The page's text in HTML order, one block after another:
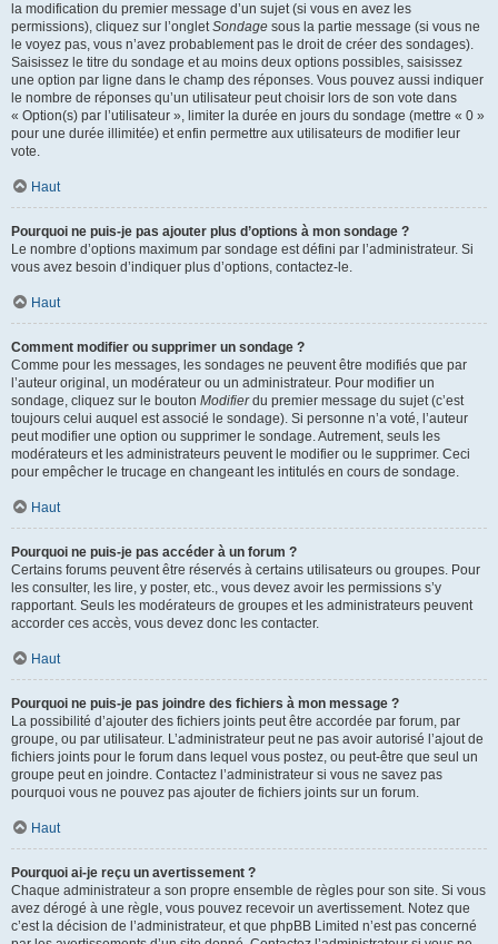
la modification du premier message d’un sujet (si vous en avez les
permissions), cliquez sur l’ongletSondage sous la partie message (si vous ne
le voyez pas, vous n’avez probablement pas le droit de créer des sondages).
Saisissez le titre du sondage et au moins deux options possibles, saisissez
une option par ligne dans le champ des réponses. Vous pouvez aussi indiquer
le nombre de réponses qu’un utilisateur peut choisir lors de son vote dans
« Option(s) par l’utilisateur », limiter la durée en jours du sondage (mettre « 0 »
pour une durée illimitée) et enfin permettre aux utilisateurs de modifier leur
vote.
Haut
Pourquoi ne puis-je pas ajouter plus d’options à mon sondage ?
Le nombre d’options maximum par sondage est défini par l’administrateur. Si
vous avez besoin d’indiquer plus d’options, contactez-le.
Haut
Comment modifier ou supprimer un sondage ?
Comme pour les messages, les sondages ne peuvent être modifiés que par
l’auteur original, un modérateur ou un administrateur. Pour modifier un
sondage, cliquez sur le bouton Modifierdu premier message du sujet (c’est
toujours celui auquel est associé le sondage). Si personne n’a voté, l’auteur
peut modifier une option ou supprimer le sondage. Autrement, seuls les
modérateurs et les administrateurs peuvent le modifier ou le supprimer. Ceci
pour empêcher le trucage en changeant les intitulés en cours de sondage.
Haut
Pourquoi ne puis-je pas accéder à un forum ?
Certains forums peuvent être réservés à certains utilisateurs ou groupes. Pour
les consulter, les lire, y poster, etc., vous devez avoir les permissions s’y
rapportant. Seuls les modérateurs de groupes et les administrateurs peuvent
accorder ces accès, vous devez donc les contacter.
Haut
Pourquoi ne puis-je pas joindre des fichiers à mon message ?
La possibilité d’ajouter des fichiers joints peut être accordée par forum, par
groupe, ou par utilisateur. L’administrateur peut ne pas avoir autorisé l’ajout de
fichiers joints pour le forum dans lequel vous postez, ou peut-être que seul un
groupe peut en joindre. Contactez l’administrateur si vous ne savez pas
pourquoi vous ne pouvez pas ajouter de fichiers joints sur un forum.
Haut
Pourquoi ai-je reçu un avertissement ?
Chaque administrateur a son propre ensemble de règles pour son site. Si vous
avez dérogé à une règle, vous pouvez recevoir un avertissement. Notez que
c’est la décision de l’administrateur, et que phpBB Limited n’est pas concerné